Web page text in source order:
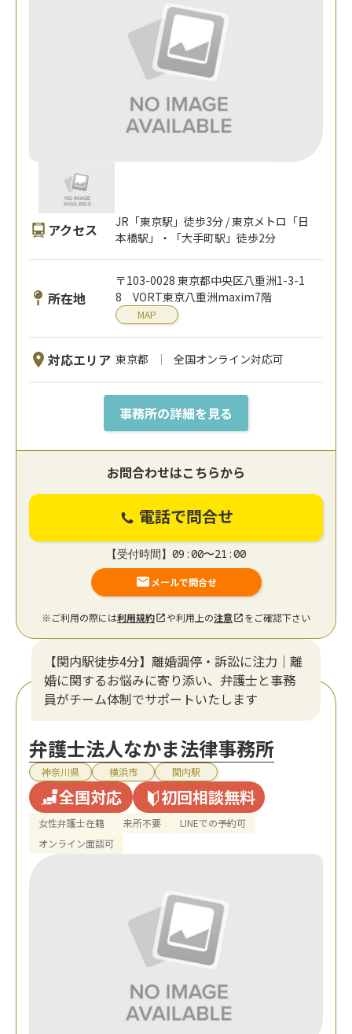
アクセス
JR「東京駅」徒歩3分 / 東京メトロ「日
本橋駅」・「大手町駅」徒歩2分
所在地
〒103-0028 東京都中央区八重洲1-3-1
8 VORT東京八重洲maxim7階
MAP
対応エリア 東京都 全国オンライン対応可
事務所の詳細を見る
お問合わせはこちらから
電話で問合せ
【受付時間】09:00〜21:00
メールで問合せ
※ご利用の際には利用規約 や利用上の注意 をご確認下さい
【関内駅徒歩4分】離婚調停・訴訟に注力│離
婚に関するお悩みに寄り添い、弁護士と事務
員がチーム体制でサポートいたします
弁護士法人なかま法律事務所
神奈川県 横浜市 関内駅
全国対応 初回相談無料
女性弁護士在籍 来所不要
LINEでの予約可
オンライン面談可